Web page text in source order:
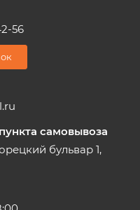
56
самовывоза
бульвар 1,